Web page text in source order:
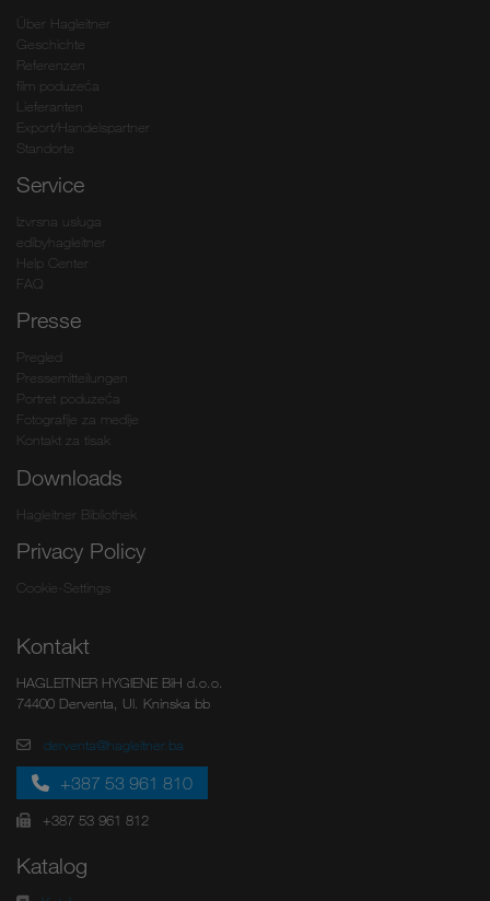
Über Hagleitner
Geschichte
Referenzen
film poduzeća
Lieferanten
Export/Handelspartner
Standorte
Service
Izvrsna usluga
edibyhagleitner
Help Center
FAQ
Presse
Pregled
Pressemitteilungen
Portret poduzeća
Fotografije za medije
Kontakt za tisak
Downloads
Hagleitner Bibliothek
Privacy Policy
Cookie-Settings
Kontakt
HAGLEITNER HYGIENE BiH d.o.o.
74400 Derventa, Ul. Kninska bb
derventa@hagleitner.ba
+387 53 961 810
+387 53 961 812
Katalog